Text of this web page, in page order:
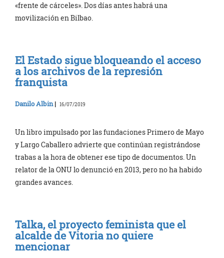
«frente de cárceles». Dos días antes habrá una
movilización en Bilbao.
El Estado sigue bloqueando el acceso
a los archivos de la represión
franquista
Danilo Albin| 16/07/2019
Un libro impulsado por las fundaciones Primero de Mayo
y Largo Caballero advierte que continúan registrándose
trabas a la hora de obtener ese tipo de documentos. Un
relator de la ONU lo denunció en 2013, pero no ha habido
grandes avances.
Talka, el proyecto feminista que el
alcalde de Vitoria no quiere
mencionar